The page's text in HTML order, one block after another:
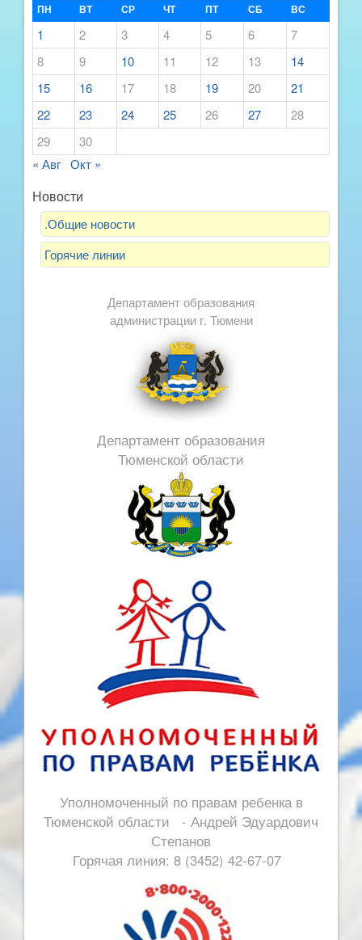
ПН ВТ СР ЧТ ПТ СБ ВС
1 2 3 4 5 6
7
8
9 10 11 12 13
14
15
16 17 18 19 20
21
22
23 24 25 26 27
28
29
30
« Авг Окт »
Новости
.Общие новости
Горячие линии
Департамент образования
администрации г. Тюмени
Департамент образования
Тюменской области
Уполномоченный по правам ребенка в
Тюменской области - Андрей Эдуардович
Степанов
Горячая линия: 8 (3452) 42-67-07